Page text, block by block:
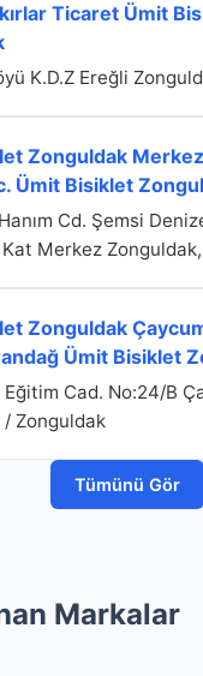
Ticaret Ümit
K.D.Z Ereğli
Zonguldak
Ümit Bisiklet
Cd. Şemsi
Merkez
Zonguldak
Ümit Bisiklet
Cad. No:24/B
/ Zonguldak
Tümünü Gör
Markalar